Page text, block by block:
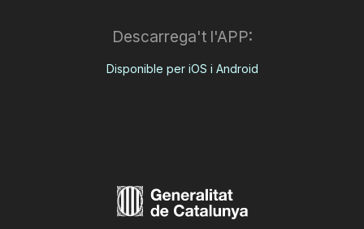
Descarrega't l'APP:
Disponible per iOS i Android